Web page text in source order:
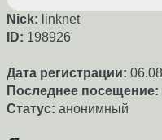
Nick: linknet
ID: 198926
Дата регистрации:
Последнее посещение:
Статус: анонимный